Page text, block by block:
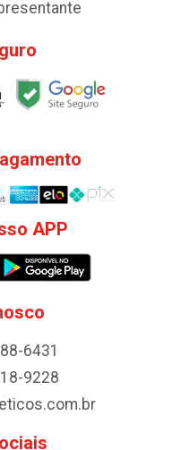
APP
6431
9228